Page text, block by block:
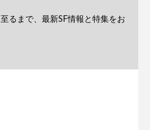
るまで、最新SF情報と特集をお